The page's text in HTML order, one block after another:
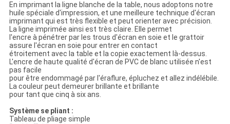
En imprimant la ligne blanche de la table, nous adoptons notre
huile spéciale d'impression, et une meilleure technique d'écran
imprimant qui est très flexible et peut orienter avec précision.
La ligne imprimée ainsi est très claire. Elle permet
l'encre à pénétrer par les trous d'écran en soie et le grattoir
assure l'écran en soie pour entrer en contact
étroitement avec la table et la copie exactement là-dessus.
L'encre de haute qualité d'écran de PVC de blanc utilisée n'est
pas facile
pour être endommagé par l'éraflure, épluchez et allez indélébile.
La couleur peut demeurer brillante et brillante
pour tant que cinq à six ans.
Système se pliant :
Tableau de pliage simple